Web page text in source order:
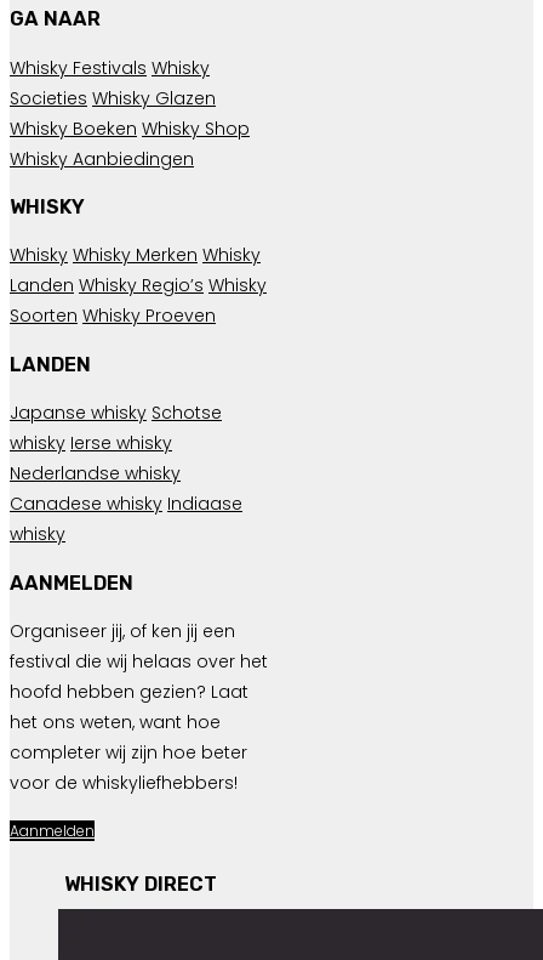
GA NAAR
Whisky Festivals Whisky
Societies Whisky Glazen
Whisky Boeken Whisky Shop
Whisky Aanbiedingen
WHISKY
Whisky Whisky Merken Whisky
Landen Whisky Regio’s Whisky
Soorten Whisky Proeven
LANDEN
Japanse whisky Schotse
whisky Ierse whisky
Nederlandse whisky
Canadese whisky Indiaase
whisky
AANMELDEN
Organiseer jij, of ken jij een
festival die wij helaas over het
hoofd hebben gezien? Laat
het ons weten, want hoe
completer wij zijn hoe beter
voor de whiskyliefhebbers!
Aanmelden
WHISKY DIRECT